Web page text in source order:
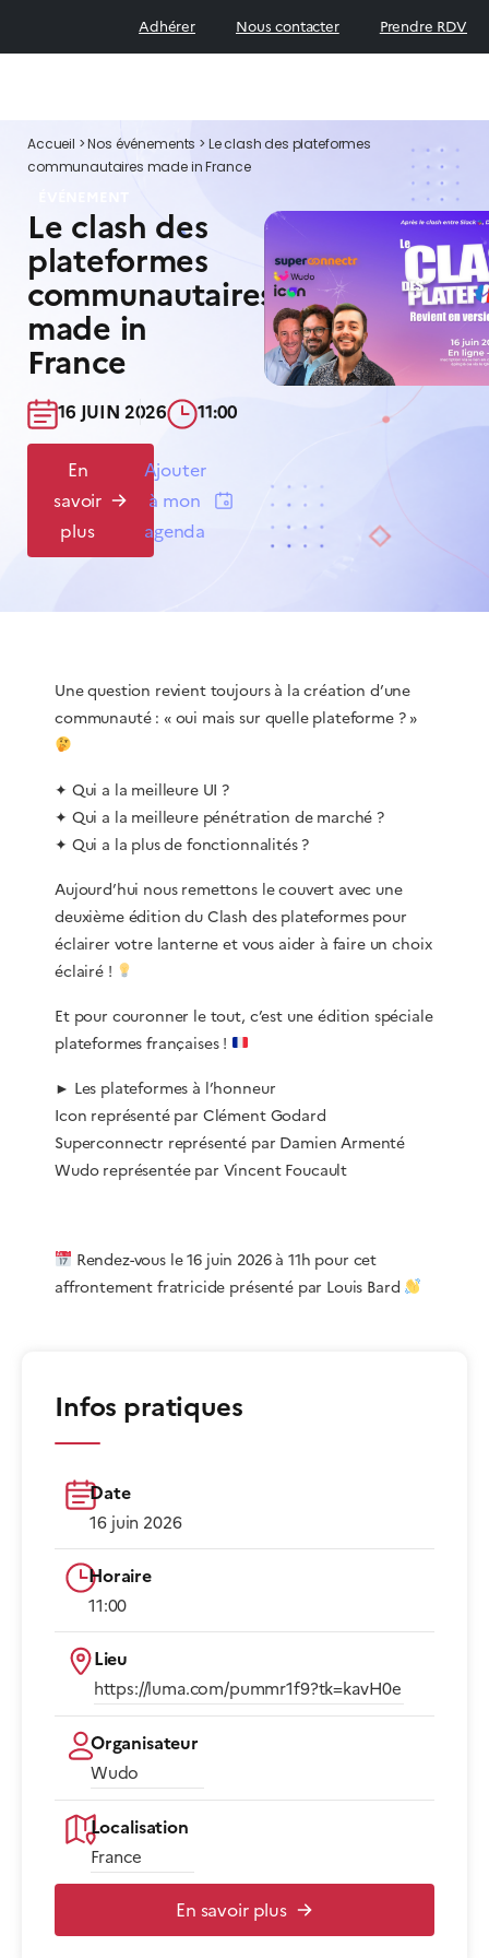
Adhérer Nous contacter Prendre RDV
Accueil >Nos événements > Le clash des plateformes
communautaires made in France
Le clash des
plateformes
communautaires
made in
France
16 JUIN 2026​ 11:00​
En
savoir
plus
Ajouter
à mon
agenda
​Une question revient toujours à la création d’une
communauté : « oui mais sur quelle plateforme ? »
​✦ Qui a la meilleure UI ?
✦ Qui a la meilleure pénétration de marché ?
✦ Qui a la plus de fonctionnalités ?
​Aujourd’hui nous remettons le couvert avec une
deuxième édition du Clash des plateformes pour
éclairer votre lanterne et vous aider à faire un choix
éclairé !
​Et pour couronner le tout, c’est une édition spéciale
plateformes françaises !
​► Les plateformes à l’honneur
​Icon représenté par Clément Godard
​Superconnectr représenté par Damien Armenté
​Wudo représentée par Vincent Foucault
Rendez-vous le 16 juin 2026 à 11h pour cet
affrontement fratricide présenté par Louis Bard
Infos pratiques
Date
16 juin 2026
Horaire
11:00​
Lieu
https://luma.com/pummr1f9?tk=kavH0e​
Organisateur
Wudo
Localisation
France
En savoir plus